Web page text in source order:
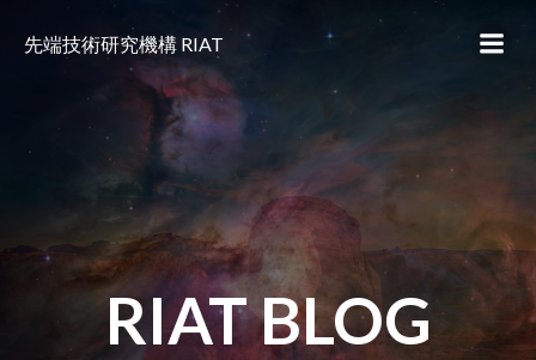
ン
ス
キ
ッ
プ
先端技術研究機構 RIAT
RIAT BLOG